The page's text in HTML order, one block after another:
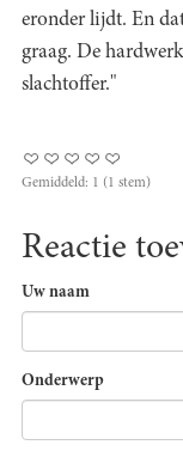
eronder lijdt. En
graag. De
slachtoffer."
Gemiddeld: 1 (1 stem)
Reactie
Uw naam
Onderwerp